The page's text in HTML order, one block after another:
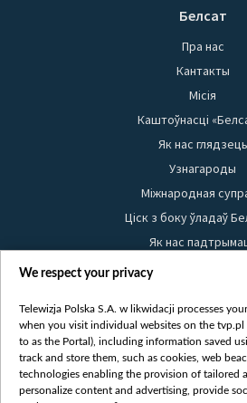
Белсат
Пра нас
Кантакты
Місія
Каштоўнасці
Як нас глядзець
Узнагароды
Міжнародная
Ціск з боку ўладаў
Як нас
Правілы выкарыстання
Бяспека
Youtube
Белсат news
Белсат Shorts
We respect your privacy
Telewizja Polska S.A. w likwidacji processes
when you visit individual websites on the tvp.pl
to as the Portal), including information saved
track and store them, such as cookies, web
technologies enabling the provision of tailored
personalize content and advertising, provide